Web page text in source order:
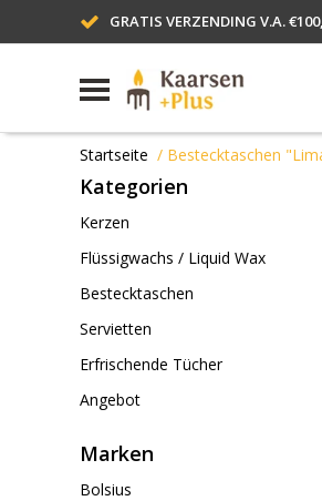
GRATIS VERZENDING V.A.
Startseite / Bestecktaschen
Kategorien
Kerzen
Flüssigwachs / Liquid Wax
Bestecktaschen
Servietten
Erfrischende Tücher
Angebot
Marken
Bolsius